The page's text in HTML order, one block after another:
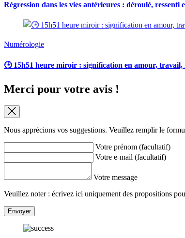
Régression dans les vies antérieures : déroulé, ressenti
Numérologie
🕒 15h51 heure miroir : signification en amour,
Merci pour votre avis !
Nous apprécions vos suggestions. Veuillez remplir le
Votre prénom (facultatif)
Votre e-mail (facultatif)
Votre message
Veuillez noter : écrivez ici uniquement des propositions
Envoyer